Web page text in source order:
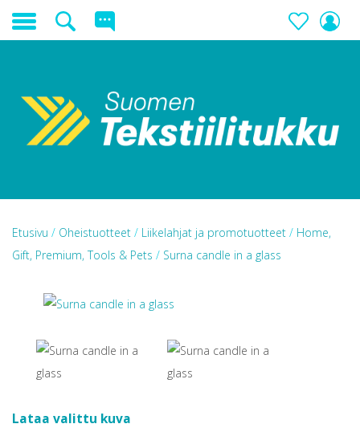
Etusivu / Oheistuotteet / Liikelahjat ja promotuotteet / Home,
Gift, Premium, Tools & Pets / Surna candle in a glass
Lataa valittu kuva